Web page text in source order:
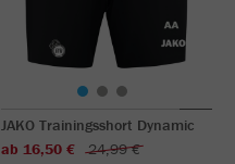
JAKO Trainingsshort Dynamic
ab 16,50 €
24,99 €